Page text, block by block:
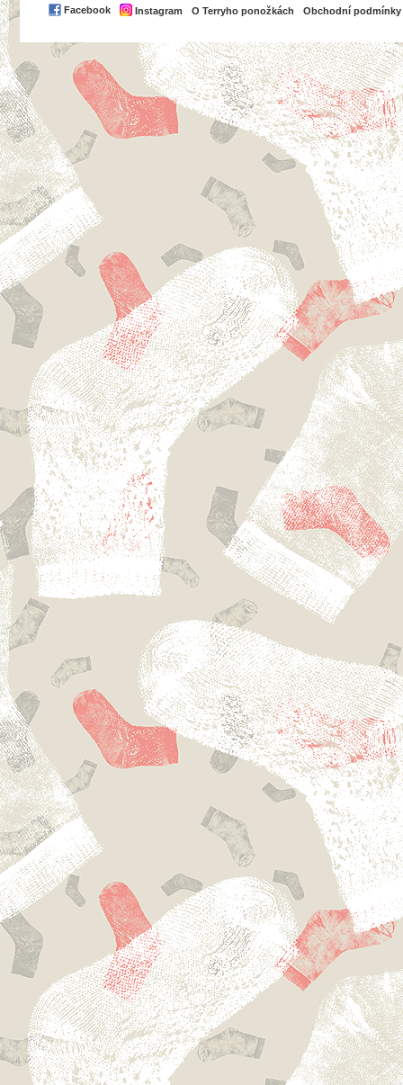
Facebook Instagram O Terryho ponožkách Obchodní podmínky
PayPal